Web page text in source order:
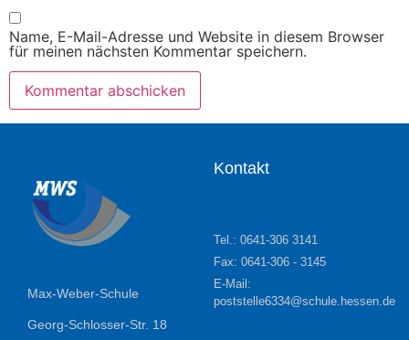
Name, E-Mail-Adresse und Website in diesem Browser
für meinen nächsten Kommentar speichern.
Max-Weber-Schule
Georg-Schlosser-Str. 18
Kontakt
Tel.: 0641-306 3141
Fax: 0641-306 - 3145
E-Mail:
poststelle6334@schule.hessen.de